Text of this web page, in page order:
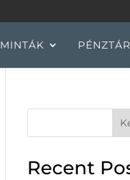
MINTÁK PÉNZTÁR
Recent